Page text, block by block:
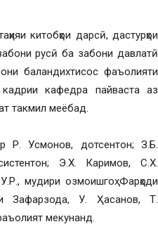
китобҳои дарсӣ, дастурҳои
русӣ ба забони давлатӣ
баландихтисос фаъолияти
кафедра пайваста аз
такмил меёбад.
Р. Усмонов, дотсентон; З.Б.
Э.Х. Каримов, С.Х.
мудири озмоишгоҳ Фарҳоди
Зафарзода, У. Ҳасанов, Т.
мекунанд.